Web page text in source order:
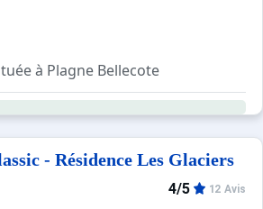
à Plagne Bellecote
9 étages avec ascenseur, très
la nuit.
sont situés à 100 mètres.
extérieur payants
- Résidence Les Glaciers
4/5 12 Avis